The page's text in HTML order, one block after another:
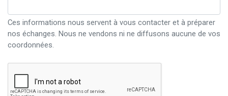
Ces informations nous servent à vous contacter et à préparer
nos échanges. Nous ne vendons ni ne diffusons aucune de vos
coordonnées.